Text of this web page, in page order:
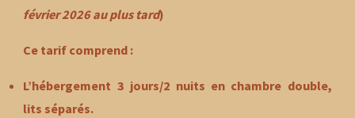
février 2026 au plus tard)
Ce tarif comprend :
​L’hébergement 3 jours/2 nuits en chambre double,
lits séparés.